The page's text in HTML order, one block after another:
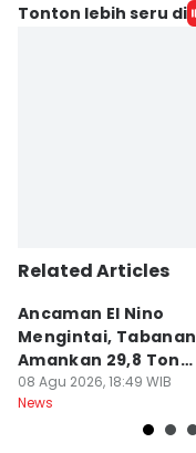
Tonton lebih seru di
Related Articles
Ancaman El Nino
Mengintai, Tabanan
Amankan 29,8 Ton
Beras
08 Agu 2026, 18:49 WIB
News